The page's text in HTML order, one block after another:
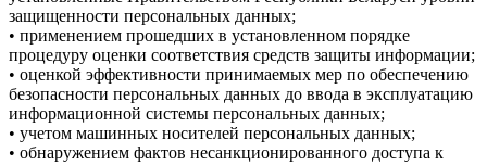
защищенности персональных данных;
• применением прошедших в установленном порядке
процедуру оценки соответствия средств защиты информации;
• оценкой эффективности принимаемых мер по обеспечению
безопасности персональных данных до ввода в эксплуатацию
информационной системы персональных данных;
• учетом машинных носителей персональных данных;
• обнаружением фактов несанкционированного доступа к